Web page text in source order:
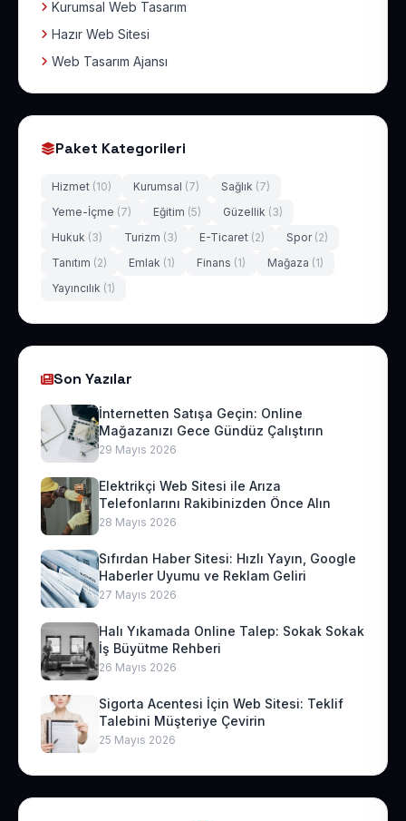
Kurumsal Web Tasarım
Hazır Web Sitesi
Web Tasarım Ajansı
Paket Kategorileri
Hizmet (10) Kurumsal (7) Sağlık (7)
Yeme-İçme (7) Eğitim (5) Güzellik (3)
Hukuk (3) Turizm (3) E-Ticaret (2) Spor (2)
Tanıtım (2) Emlak (1) Finans (1) Mağaza (1)
Yayıncılık (1)
Son Yazılar
İnternetten Satışa Geçin: Online
Mağazanızı Gece Gündüz Çalıştırın
29 Mayıs 2026
Elektrikçi Web Sitesi ile Arıza
Telefonlarını Rakibinizden Önce Alın
28 Mayıs 2026
Sıfırdan Haber Sitesi: Hızlı Yayın, Google
Haberler Uyumu ve Reklam Geliri
27 Mayıs 2026
Halı Yıkamada Online Talep: Sokak Sokak
İş Büyütme Rehberi
26 Mayıs 2026
Sigorta Acentesi İçin Web Sitesi: Teklif
Talebini Müşteriye Çevirin
25 Mayıs 2026